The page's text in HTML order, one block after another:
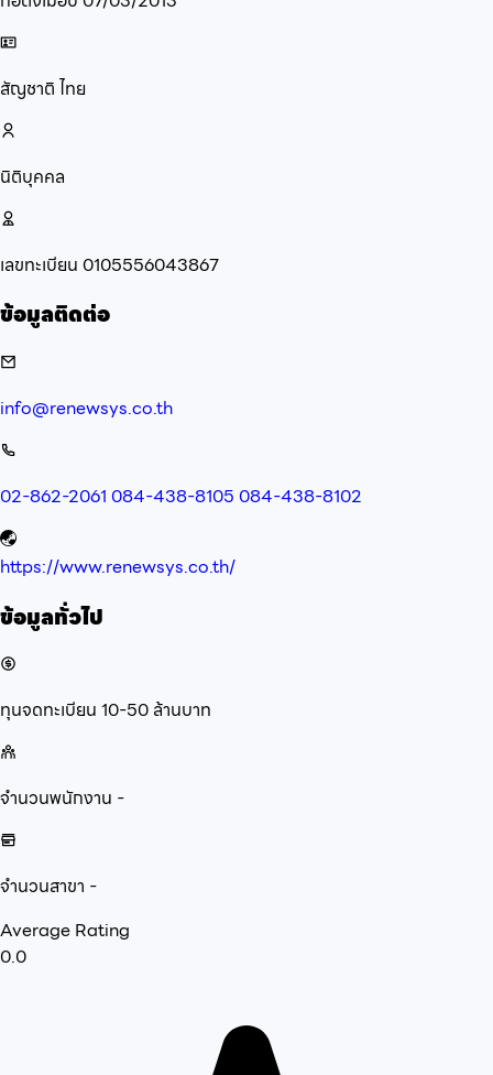
สัญชาติ ไทย
นิติบุคคล
เลขทะเบียน 0105556043867
ข้อมูลติดต่อ
info@renewsys.co.th
02-862-2061 084-438-8105 084-438-8102
https://www.renewsys.co.th/
ข้อมูลทั่วไป
ทุนจดทะเบียน 10-50 ล้านบาท
จำนวนพนักงาน -
จำนวนสาขา -
Average Rating
0.0